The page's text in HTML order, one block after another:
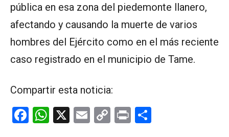
pública en esa zona del piedemonte llanero,
afectando y causando la muerte de varios
hombres del Ejército como en el más reciente
caso registrado en el municipio de Tame.
Compartir esta noticia:
F
W X
E
C
Pr